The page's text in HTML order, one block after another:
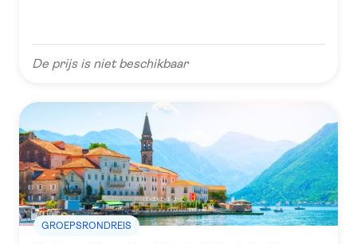
De prijs is niet beschikbaar
GROEPSRONDREIS